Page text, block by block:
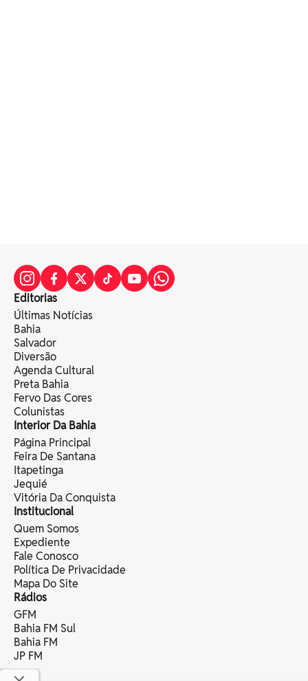
Editorias
Últimas Notícias
Bahia
Salvador
Diversão
Agenda Cultural
Preta Bahia
Fervo Das Cores
Colunistas
Interior Da Bahia
Página Principal
Feira De Santana
Itapetinga
Jequié
Vitória Da Conquista
Institucional
Quem Somos
Expediente
Fale Conosco
Política De Privacidade
Mapa Do Site
Rádios
GFM
Bahia FM Sul
Bahia FM
JP FM